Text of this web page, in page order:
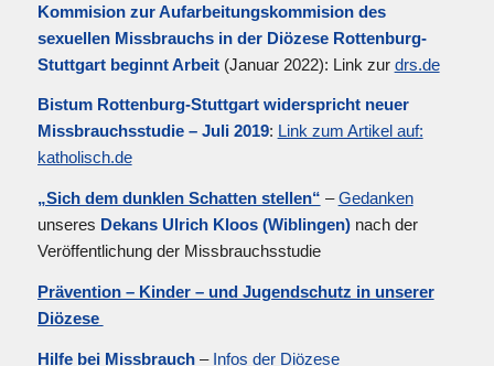
Kommision zur Aufarbeitungskommision des
sexuellen Missbrauchs in der Diözese Rottenburg-
Stuttgart beginnt Arbeit(Januar 2022): Link zur drs.de
Bistum Rottenburg-Stuttgart widerspricht neuer
Missbrauchsstudie – Juli 2019: Link zum Artikel auf:
katholisch.de
„Sich dem dunklen Schatten stellen“ –Gedanken
unseres Dekans Ulrich Kloos (Wiblingen)nach der
Veröffentlichung der Missbrauchsstudie
Prävention – Kinder – und Jugendschutz in unserer
Diözese
Hilfe bei Missbrauch– Infos der Diözese